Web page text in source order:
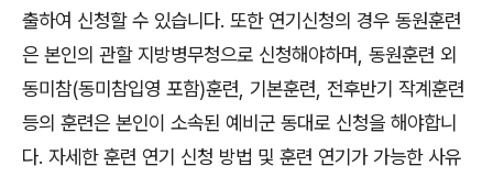
출하여 신청할 수 있습니다. 또한 연기신청의 경우 동원훈련
은 본인의 관할 지방병무청으로 신청해야하며, 동원훈련 외
동미참(동미참입영 포함)훈련, 기본훈련, 전후반기 작계훈련
등의 훈련은 본인이 소속된 예비군 동대로 신청을 해야합니
다. 자세한 훈련 연기 신청 방법 및 훈련 연기가 가능한 사유